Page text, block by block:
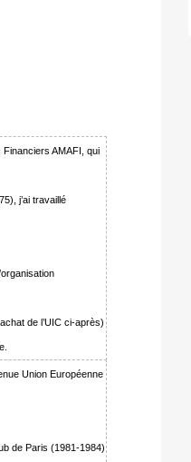
AMAFI, qui
j’ai travaillé
de l’UIC ci-après)
Union Européenne
de Paris (1981-1984)